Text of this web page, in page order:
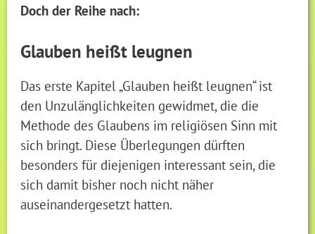
Doch der Reihe nach:
Glauben heißt leugnen
Das erste Kapitel „Glauben heißt leugnen“ ist
den Unzulänglichkeiten gewidmet, die die
Methode des Glaubens im religiösen Sinn mit
sich bringt. Diese Überlegungen dürften
besonders für diejenigen interessant sein, die
sich damit bisher noch nicht näher
auseinandergesetzt hatten.